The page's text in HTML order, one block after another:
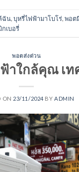
ฉัน,บุหรี่ไฟฟ้ามาโบโร่,พอต
เบอรี่
พอตส่งด่วน
ใกล้คุณ เท
ON 23/11/2024 BYADMIN